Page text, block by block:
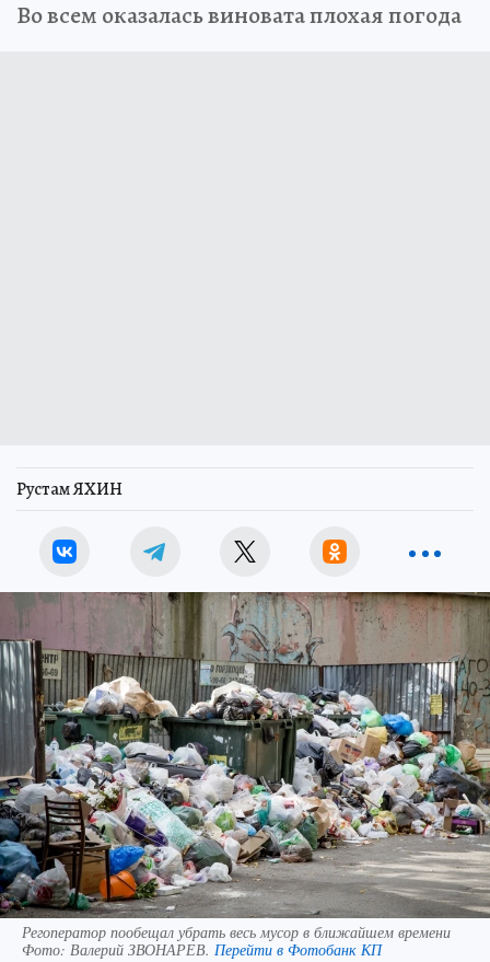
Во всем оказалась виновата плохая погода
Рустам ЯХИН
Регоператор пообещал убрать весь мусор в ближайшем времени
Фото: Валерий ЗВОНАРЕВ. Перейти в Фотобанк КП